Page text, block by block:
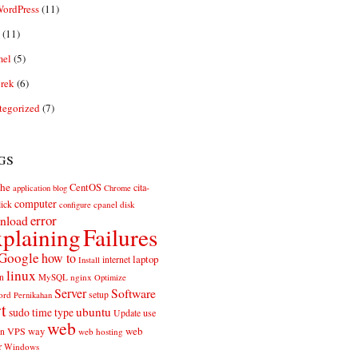
(11)
(11)
(5)
(6)
(7)
application blog CentOS Chrome cita-
computer configure cpanel disk
error
Failures
how to Install internet laptop
linux MySQL nginx Optimize
Pernikahan Server setup Software
sudotimetypeubuntu Update use
VPS way web web hosting web
Windows